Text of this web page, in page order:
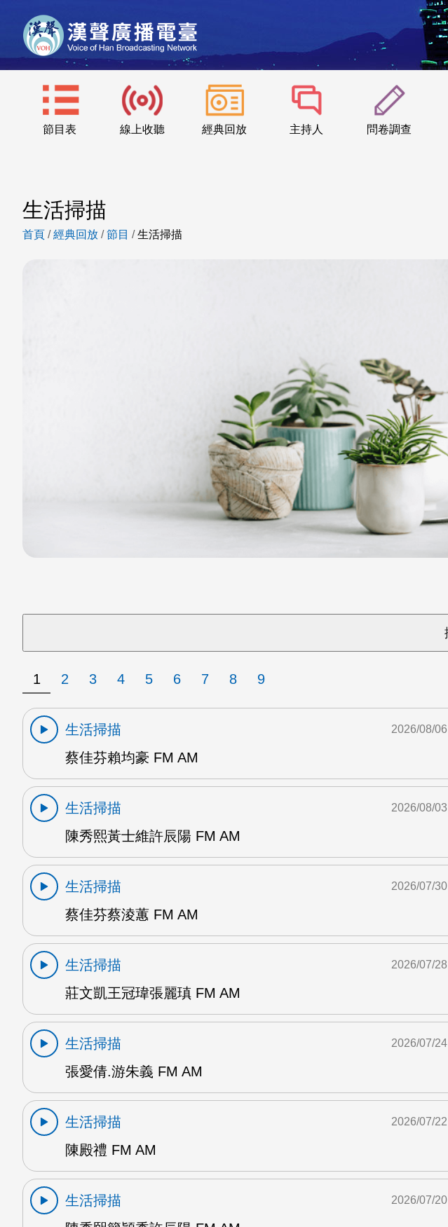
節目表 線上收聽 經典回放 主持人 問卷調查
生活掃描
首頁 /經典回放 /節目 /生活掃描
1 2 3 4 5 6 7 8 9
生活掃描
蔡佳芬賴均豪 FM AM
2026/08/06
生活掃描
陳秀熙黃士維許辰陽 FM AM
2026/08/03
生活掃描
蔡佳芬蔡淩蕙 FM AM
2026/07/30
生活掃描
莊文凱王冠瑋張麗瑱 FM AM
2026/07/28
生活掃描
張愛倩.游朱義 FM AM
2026/07/24
生活掃描
陳殿禮 FM AM
2026/07/22
生活掃描
2026/07/20